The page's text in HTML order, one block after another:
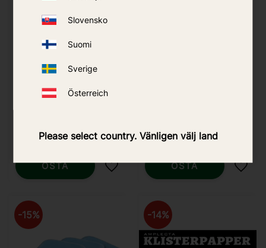
Slovensko
Suomi
Sverige
Österreich
Please select country. Vänligen välj land
kr
Lisää suosikiksi
OSTA
179kr
OSTA
15% 14%